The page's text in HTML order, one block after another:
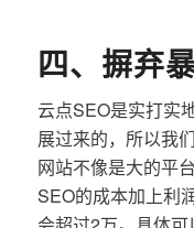
四、摒弃
云点SEO是实打实
展过来的，所以我
网站不像是大的平
SEO的成本加上利